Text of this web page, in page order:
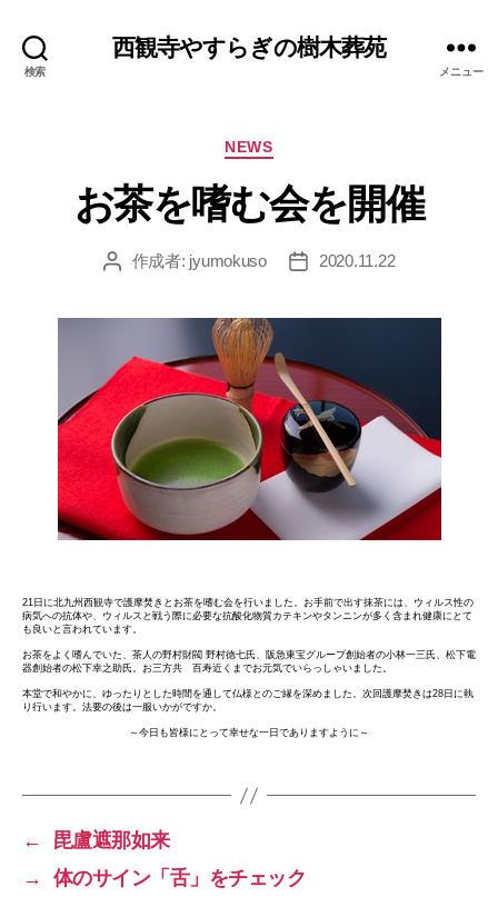
検索
西観寺やすらぎの樹木葬苑
メニュー
テ
ゴ
NEWS
お茶を嗜む会を開催
投 作成者: jyumokuso
投
2020.11.22
21日に北九州西観寺で護摩焚きとお茶を嗜む会を行いました。お手前で出す抹茶には、ウィルス性の
病気への抗体や、ウィルスと戦う際に必要な抗酸化物質カテキンやタンニンが多く含まれ健康にとて
も良いと言われています。
お茶をよく嗜んでいた、茶人の野村財閥 野村徳七氏、阪急東宝グループ創始者の小林一三氏、松下電
器創始者の松下幸之助氏。お三方共 百寿近くまでお元気でいらっしゃいました。
本堂で和やかに、ゆったりとした時間を通して仏様とのご縁を深めました。次回護摩焚きは28日に執
り行います。法要の後は一服いかがですか。
～今日も皆様にとって幸せな一日でありますように～
←
毘盧遮那如来
→
体のサイン「舌」をチェック